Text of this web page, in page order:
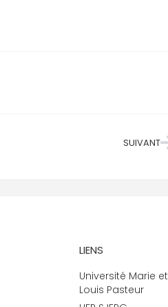
SUIVANT
LIENS
Université Marie et
Louis Pasteur